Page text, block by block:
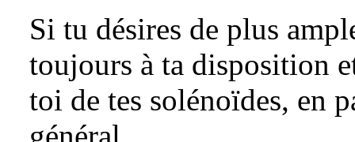
Si tu désires de plus
toujours à ta disposition
toi de tes solénoïdes, en
général.